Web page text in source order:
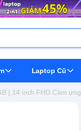
Laptop Cũ
| 14 inch FHD Cảm ứng